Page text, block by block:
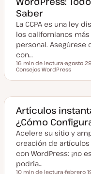
u
i
a
d
a
Saber
La CCPA es una ley
los californianos
personal.
con…
Tiempo de lectura
16 min de lectura
F
c
a
c
u
a
l
z
a
d
agosto
Consejos WordPress
Artículos
¿Cómo
Acelere su sitio y
creación de artículos
con WordPress: ¡no
podría…
10 min de lectura febrero